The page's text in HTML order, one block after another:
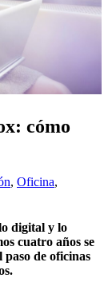
cómo
, Oficina,
digital y lo
cuatro años se
de oficinas